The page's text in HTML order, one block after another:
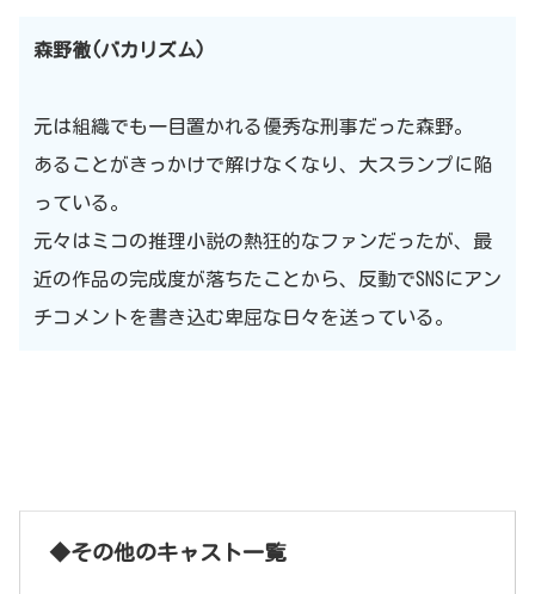
森野徹(バカリズム)
元は組織でも一目置かれる優秀な刑事だった森野。
あることがきっかけで解けなくなり、大スランプに陥
っている。
元々はミコの推理小説の熱狂的なファンだったが、最
近の作品の完成度が落ちたことから、反動でSNSにアン
チコメントを書き込む卑屈な日々を送っている。
◆その他のキャスト一覧